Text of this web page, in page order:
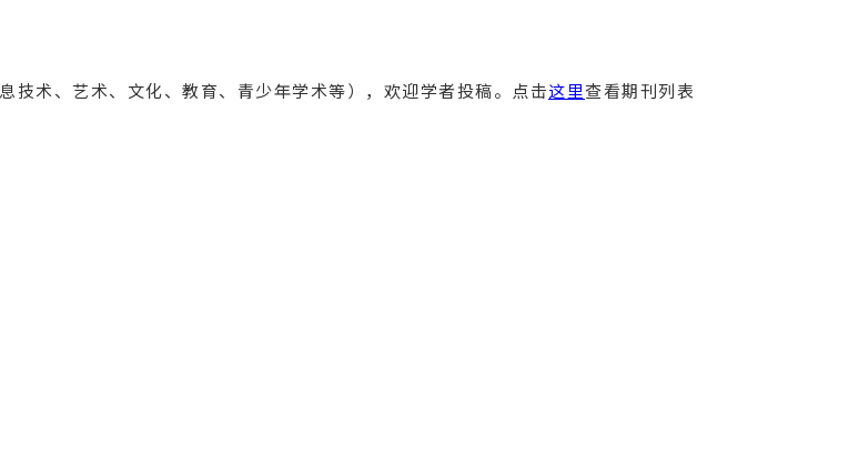
术、艺术、文化、教育、青少年学术等），欢迎学者投稿。点击这里查看期刊列表